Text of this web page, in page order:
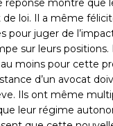
loi. Il a même
pour juger de
sur leurs
moins pour cette
d’un avocat
Ils ont même
leur régime